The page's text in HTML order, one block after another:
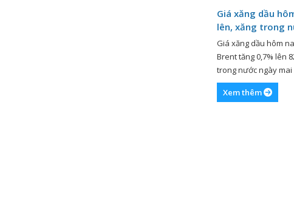
Giá xăng dầu
lên, xăng trong
mai (29/2)?
Giá xăng dầu hôm
Brent tăng 0,7% lên
trong nước ngày
xu hướng thế giới.
nhận lúc 7h30 ngày
Xem thêm